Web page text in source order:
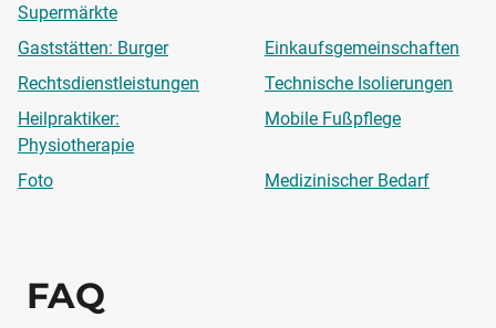
Supermärkte
Gaststätten: Burger
Einkaufsgemeinschaften
Rechtsdienstleistungen
Technische Isolierungen
Heilpraktiker:
Physiotherapie
Mobile Fußpflege
Foto Medizinischer Bedarf
FAQ